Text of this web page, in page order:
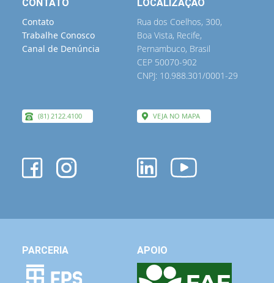
CONTATO
Contato
Trabalhe Conosco
Canal de Denúncia
(81) 2122.4100
LOCALIZAÇÃO
Rua dos Coelhos, 300,
Boa Vista, Recife,
Pernambuco, Brasil
CEP 50070-902
CNPJ: 10.988.301/0001-29
VEJA NO MAPA
PARCERIA APOIO